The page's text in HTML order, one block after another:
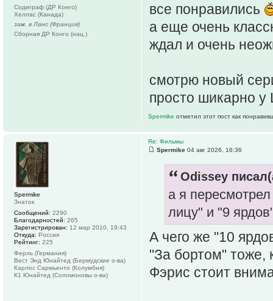
все понравились
а еще очень
ждал и очень
смотрю новый
просто шикарно
Spermike отметил этот пост как
Содиграф (ДР Конго)
Хеллас (Канада)
зам. в Ланс (Франция)
Сборная ДР Конго (нац.)
Re: Фильмы
Spermike 04 авг 2026, 16:36
Odissey
а я
лицу" и "9
А чего же "10
"За бортом" тоже,
Фэрис стоит
Spermike
Знаток
Сообщений: 2290
Благодарностей: 265
Зарегистрирован: 12 мар 2010, 19:43
Откуда: Россия
Рейтинг: 225
Ферль (Германия)
Вест Энд Юнайтед (Бермудские о-ва)
Карлос Сармьенто (Колумбия)
К1 Юнайтед (Соломоновы о-ва)